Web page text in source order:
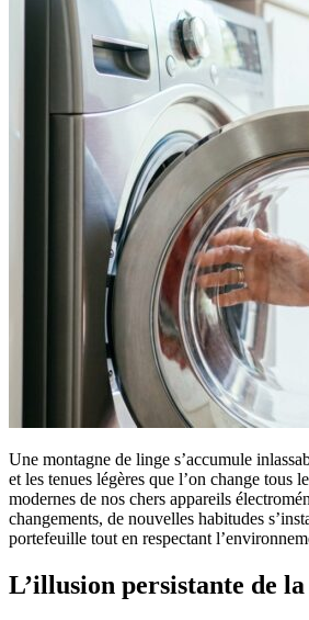
Une montagne de linge s’accumule
et les tenues légères que l’on change
modernes de nos chers appareils
changements, de nouvelles habitudes
portefeuille tout en respectant
L’illusion persistante de